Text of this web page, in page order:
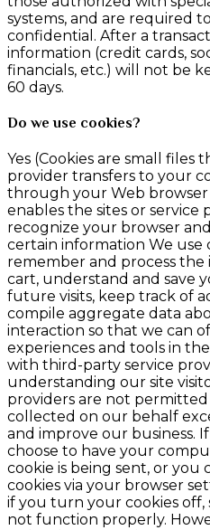
systems, and are required
confidential. After a
information (credit cards,
financials, etc.) will not be
60 days.
Do we use cookies?
Yes (Cookies are small files
provider transfers to your
through your Web
enables the sites or service
recognize your browser
certain information We use
remember and process the
cart, understand and save
future visits, keep track of
compile aggregate data
interaction so that we can
experiences and tools in
with third-party service
understanding our site
providers are not
collected on our behalf
and improve our business.
choose to have your
cookie is being sent, or you
cookies via your browser
if you turn your cookies off,
not function properly.